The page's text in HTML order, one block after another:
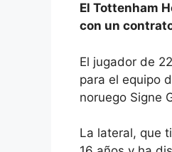
El Tottenham
con un
El jugador de
para el equipo
noruego Signe
La lateral, que